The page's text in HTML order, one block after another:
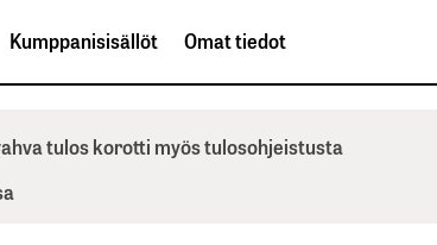
Kumppanisisällöt Omat tiedot
tulos korotti myös tulosohjeistusta